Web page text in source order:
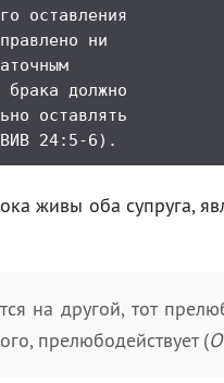
оставления
ни
брака должно
оставлять
живы оба супруга,
на другой, тот
прелюбодействует (